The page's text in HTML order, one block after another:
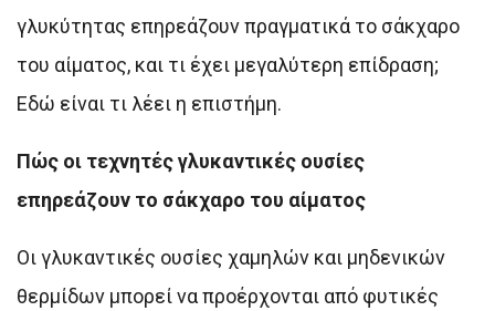
γλυκύτητας επηρεάζουν πραγματικά το σάκχαρο
του αίματος, και τι έχει μεγαλύτερη επίδραση;
Εδώ είναι τι λέει η επιστήμη.
Πώς οι τεχνητές γλυκαντικές ουσίες
επηρεάζουν το σάκχαρο του αίματος
Οι γλυκαντικές ουσίες χαμηλών και μηδενικών
θερμίδων μπορεί να προέρχονται από φυτικές